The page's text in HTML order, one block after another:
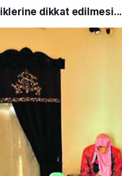
dikkat edilmesi...